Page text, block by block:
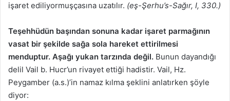
işaret ediliyormuşçasına uzatılır. (eş-Şerhu’s-Sağır, I, 330.)
Teşehhüdün başından sonuna kadar işaret parmağının
vasat bir şekilde sağa sola hareket ettirilmesi
menduptur. Aşağı yukan tarzında değil. Bunun dayandığı
delil Vail b. Hucr’un rivayet ettiği hadistir. Vail, Hz.
Peygamber (a.s.)’in namaz kılma şeklini anlatırken şöyle
diyor: